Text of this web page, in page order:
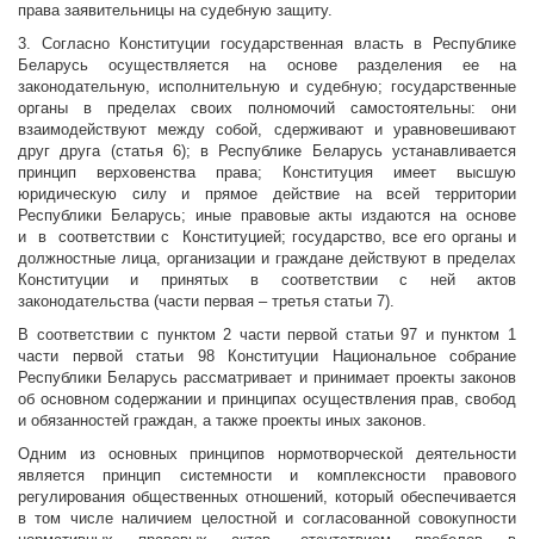
права заявительницы на судебную защиту.
3. Согласно Конституции государственная власть в Республике
Беларусь осуществляется на основе разделения ее на
законодательную, исполнительную и судебную; государственные
органы в пределах своих полномочий самостоятельны: они
взаимодействуют между собой, сдерживают и уравновешивают
друг друга (статья 6); в Республике Беларусь устанавливается
принцип верховенства права; Конституция имеет высшую
юридическую силу и прямое действие на всей территории
Республики Беларусь; иные правовые акты издаются на основе
и в соответствии с Конституцией; государство, все его органы и
должностные лица, организации и граждане действуют в пределах
Конституции и принятых в соответствии с ней актов
законодательства (части первая – третья статьи 7).
В соответствии с пунктом 2 части первой статьи 97 и пунктом 1
части первой статьи 98 Конституции Национальное собрание
Республики Беларусь рассматривает и принимает проекты законов
об основном содержании и принципах осуществления прав, свобод
и обязанностей граждан, а также проекты иных законов.
Одним из основных принципов нормотворческой деятельности
является принцип системности и комплексности правового
регулирования общественных отношений, который обеспечивается
в том числе наличием целостной и согласованной совокупности